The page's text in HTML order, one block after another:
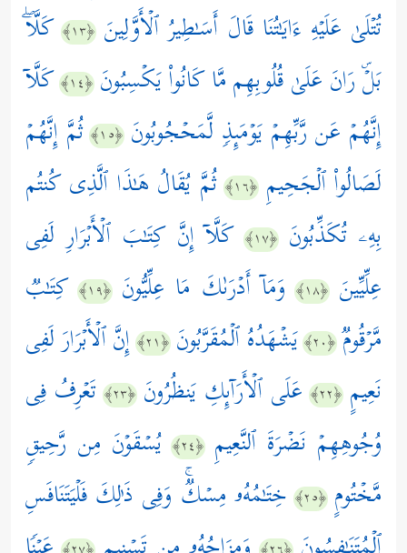
تُتۡلَىٰ عَلَیۡهِ ءَایَـٰتُنَا قَالَ أَسَـٰطِیرُ ٱلۡأَوَّلِینَ ﴿١٣﴾
كَلَّاۖ
بَلۡۜ رَانَ عَلَىٰ قُلُوبِهِم مَّا كَانُواْ یَكۡسِبُونَ ﴿١٤﴾
كَلَّاۤ
إِنَّهُمۡ عَن رَّبِّهِمۡ یَوۡمَىِٕذࣲ لَّمَحۡجُوبُونَ ﴿١٥﴾
ثُمَّ إِنَّهُمۡ
لَصَالُواْ ٱلۡجَحِیمِ ﴿١٦﴾
ثُمَّ یُقَالُ هَـٰذَا ٱلَّذِی كُنتُم
بِهِۦ تُكَذِّبُونَ ﴿١٧﴾
كَلَّاۤ إِنَّ كِتَـٰبَ ٱلۡأَبۡرَارِ لَفِی
عِلِّیِّینَ ﴿١٨﴾ وَمَاۤ أَدۡرَىٰكَ مَا عِلِّیُّونَ ﴿١٩﴾
كِتَـٰبࣱ
مَّرۡقُومࣱ ﴿٢٠﴾ یَشۡهَدُهُ ٱلۡمُقَرَّبُونَ ﴿٢١﴾
إِنَّ ٱلۡأَبۡرَارَ لَفِی
نَعِیمٍ ﴿٢٢﴾ عَلَى ٱلۡأَرَاۤىِٕكِ یَنظُرُونَ ﴿٢٣﴾
تَعۡرِفُ فِی
وُجُوهِهِمۡ نَضۡرَةَ ٱلنَّعِیمِ ﴿٢٤﴾
یُسۡقَوۡنَ مِن رَّحِیقࣲ
مَّخۡتُومٍ ﴿٢٥﴾
خِتَـٰمُهُۥ مِسۡكࣱۚ وَفِی ذَ ٰ⁠لِكَ فَلۡیَتَنَافَسِ